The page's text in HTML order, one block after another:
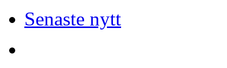
Senaste nytt